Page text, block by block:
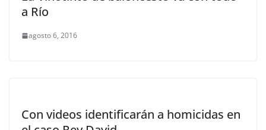
a Río
agosto 6, 2016
Con videos identificarán a homicidas en